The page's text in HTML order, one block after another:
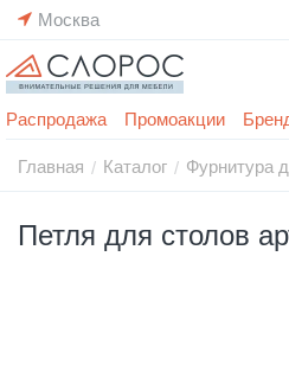
Москва
Распродажа Промоакции
Главная / Каталог / Фурнитура
Петля для столов